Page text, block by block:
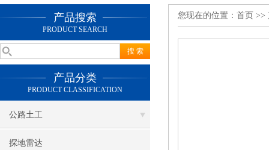
产品搜索
PRODUCT SEARCH
产品分类
PRODUCT CLASSIFICATION
公路土工
探地雷达
您现在的位置： 首页 >>